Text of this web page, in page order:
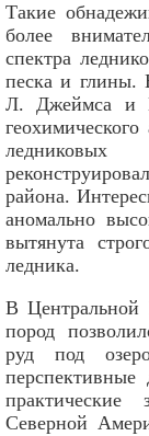
Такие
более
спектра
песка и глины.
Л. Джеймса и
района.
аномально
вытянута
ледника.
В Центральной
пород
руд под
Северной